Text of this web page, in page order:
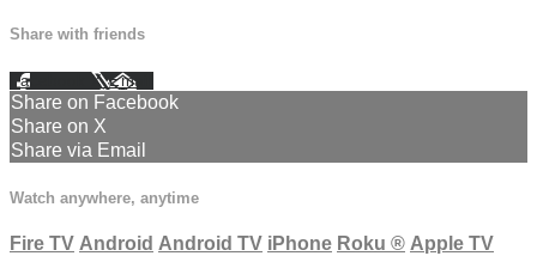
Share with friends
Facebook XEmail
Share on Facebook
Share on X
Share via Email
Watch anywhere, anytime
Fire TV Android Android TV iPhone Roku ® Apple TV